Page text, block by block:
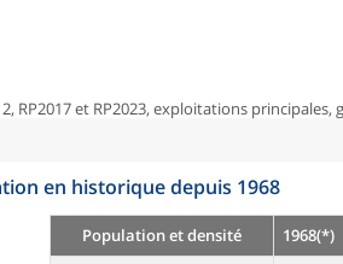
RP2017 et RP2023, exploitations
en historique depuis 1968
Population et densité 1968(*)